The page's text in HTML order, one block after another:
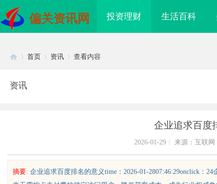
偏关资讯网 投资理财 生活百科
首页 资讯 查看内容
资讯
企业追求百度
2026-01-29 来源：互联网
摘要: 企业追求百度排名的意义time：2026-01-2807:46:29onclick：